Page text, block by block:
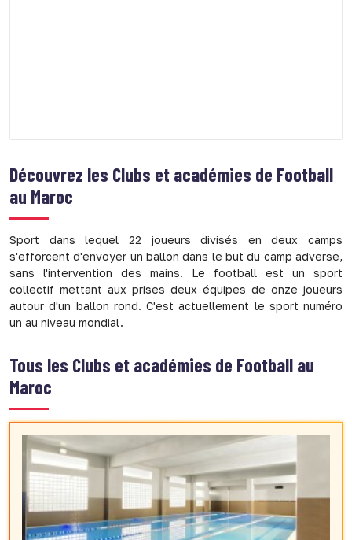
Découvrez les Clubs et académies de Football
au Maroc
Sport dans lequel 22 joueurs divisés en deux camps
s'efforcent d'envoyer un ballon dans le but du camp adverse,
sans l'intervention des mains. Le football est un sport
collectif mettant aux prises deux équipes de onze joueurs
autour d'un ballon rond. C'est actuellement le sport numéro
un au niveau mondial.
Tous les Clubs et académies de Football au
Maroc